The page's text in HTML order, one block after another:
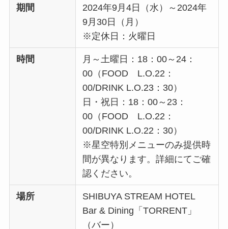
期間
2024年9月4日（水）～2024年
9月30日（月）
※定休日：火曜日
時間
月～土曜日：18：00～24：
00（FOOD L.O.22：
00/DRINK L.O.23：30）
日・祝日：18：00～23：
00（FOOD L.O.22：
00/DRINK L.O.22：30）
※星空特別メニューのみ提供時
間が異なります。詳細にてご確
認ください。
場所
SHIBUYA STREAM HOTEL
Bar & Dining「TORRENT」
（バー）